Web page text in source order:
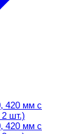
мм с лентой